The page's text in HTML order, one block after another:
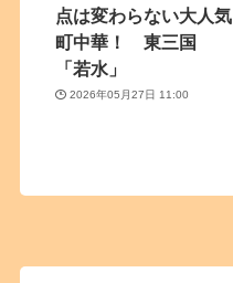
点は変わらない大人気
町中華！ 東三国
「若水」
2026年05月27日 11:00